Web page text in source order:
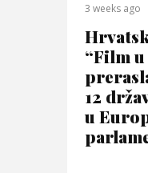
3 weeks ago
“Film
12
u